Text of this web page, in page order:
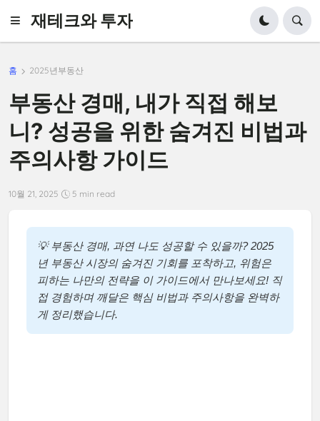
재테크와 투자
홈 2025년부동산
부동산 경매, 내가 직접 해보
니? 성공을 위한 숨겨진 비법과
주의사항 가이드
10월 21, 2025 5 min read
💡 부동산 경매, 과연 나도 성공할 수 있을까? 2025
년 부동산 시장의 숨겨진 기회를 포착하고, 위험은
피하는 나만의 전략을 이 가이드에서 만나보세요! 직
접 경험하며 깨달은 핵심 비법과 주의사항을 완벽하
게 정리했습니다.